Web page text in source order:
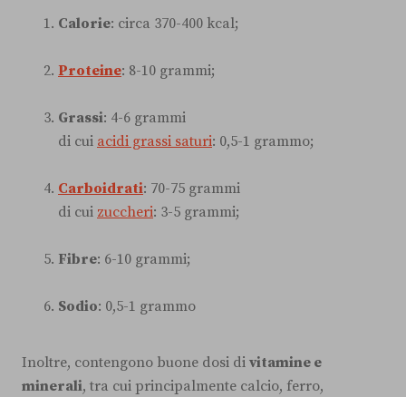
Calorie: circa 370-400 kcal;
Proteine: 8-10 grammi;
Grassi: 4-6 grammi
di cui acidi grassi saturi: 0,5-1 grammo;
Carboidrati: 70-75 grammi
di cui zuccheri: 3-5 grammi;
Fibre: 6-10 grammi;
Sodio: 0,5-1 grammo
Inoltre, contengono buone dosi di vitamine e
minerali, tra cui principalmente calcio, ferro,